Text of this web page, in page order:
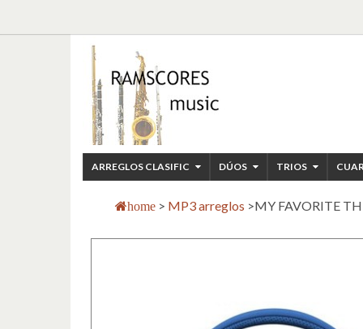
ARREGLOS CLASIFIC DÚOS TRIOS
home > MP3 arreglos >MY FAVORITE